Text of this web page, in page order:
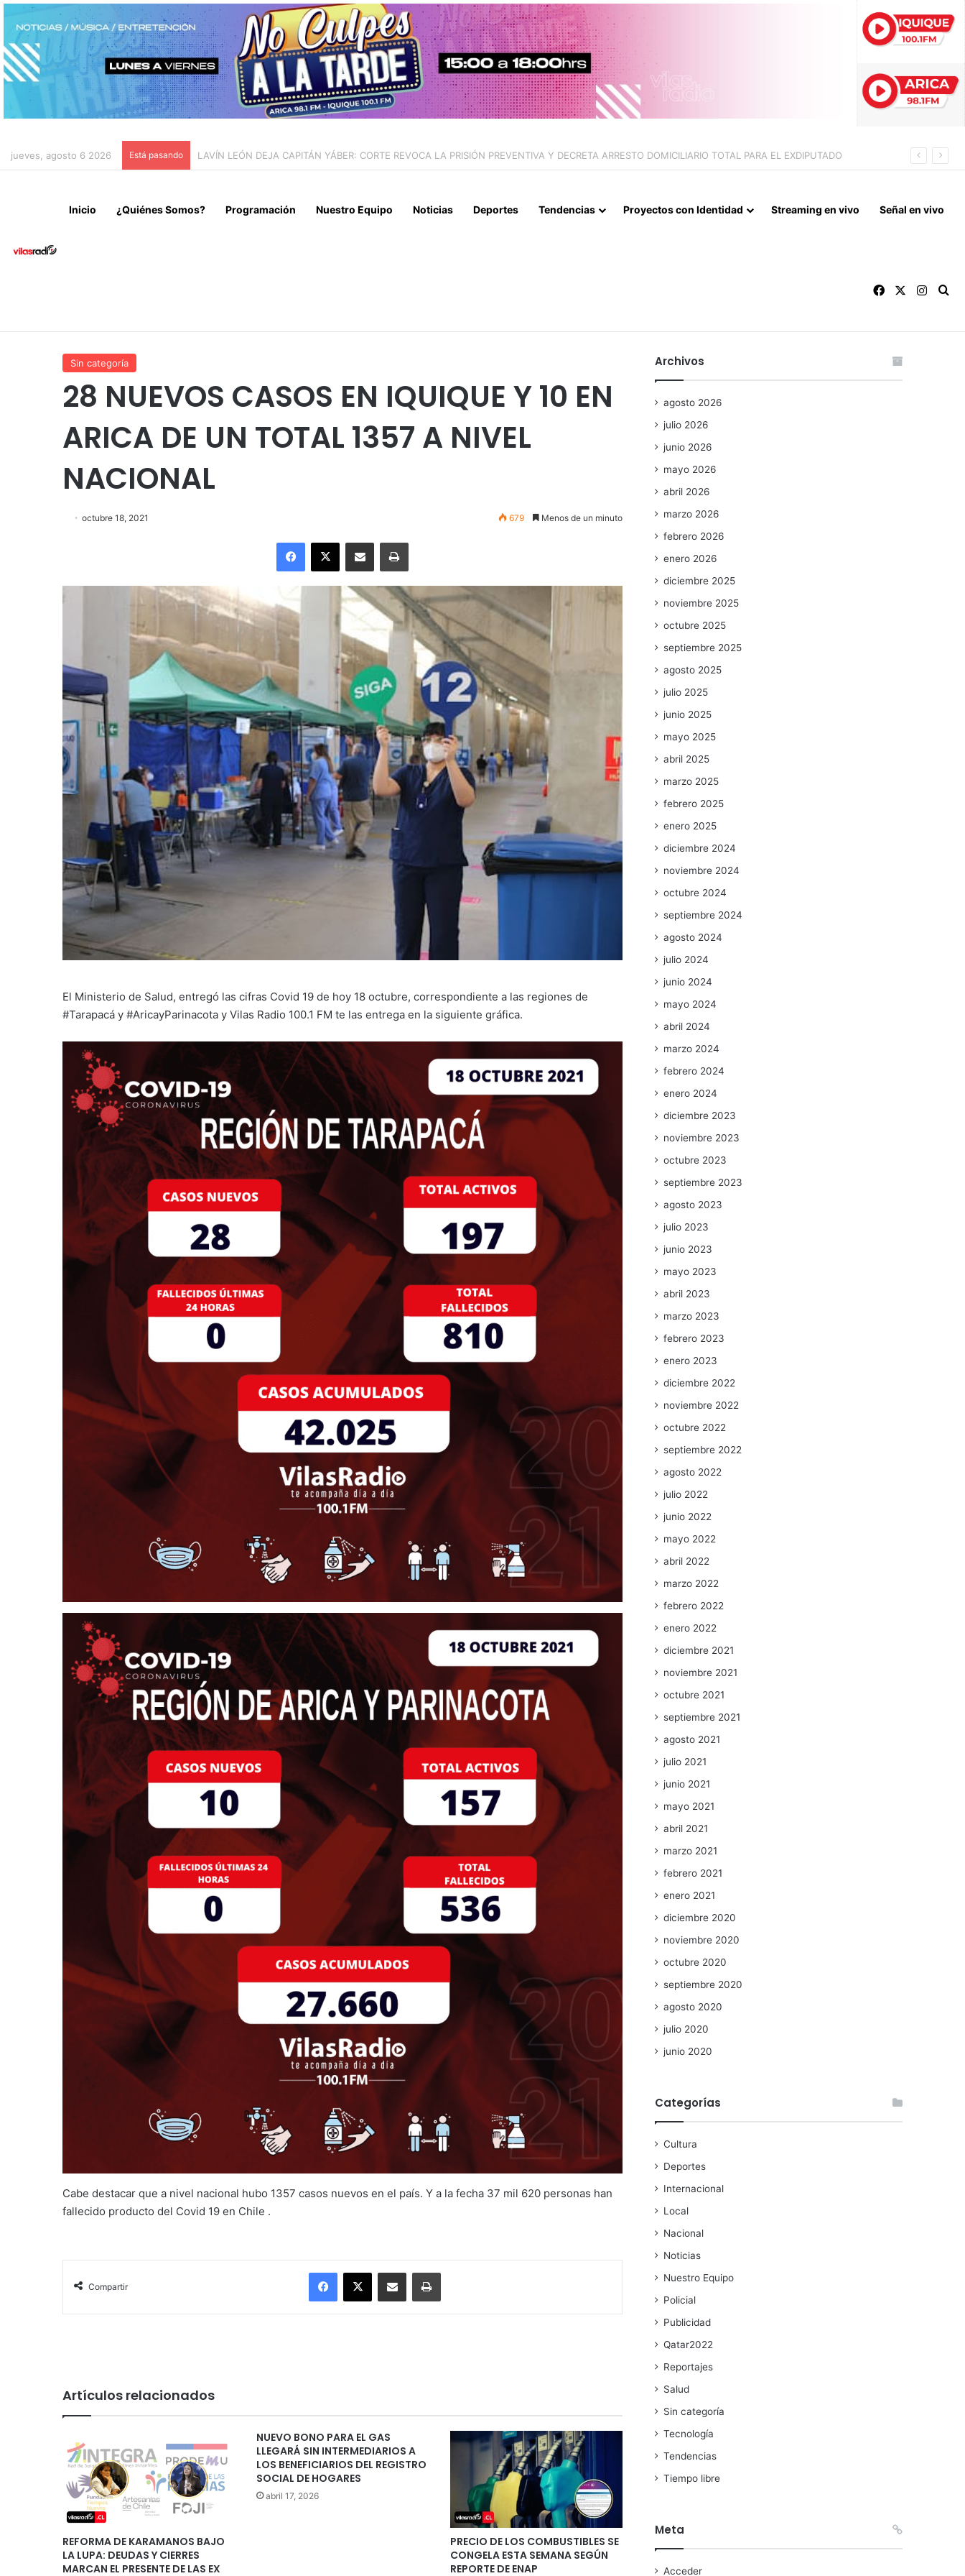
jueves, agosto 6 2026 Está pasando TARAPACÁ REGISTRA UN AUMENTO DEL 3,1% EN SU ÍNDICE DE PRODUCCIÓN MINERA
Inicio ¿Quiénes Somos? Programación Nuestro Equipo Noticias Deportes Tendencias Proyectos con Identidad Streaming en vivo Señal en vivo
Facebook
Sin categoría
28 NUEVOS CASOS EN IQUIQUE Y 10 EN
ARICA DE UN TOTAL 1357 A NIVEL
NACIONAL
octubre 18, 2021 679 Menos de un minuto
Facebook
X Enviar vía email Imprimir
El Ministerio de Salud, entregó las cifras Covid 19 de hoy 18 octubre, correspondiente a las regiones de
#Tarapacá y #AricayParinacota y Vilas Radio 100.1 FM te las entrega en la siguiente gráfica.
Cabe destacar que a nivel nacional hubo 1357 casos nuevos en el país. Y a la fecha 37 mil 620 personas han
fallecido producto del Covid 19 en Chile .
Compartir
Facebook
X Enviar vía email Imprimir
Artículos relacionados
REFORMA DE KARAMANOS BAJO
LA LUPA: DEUDAS Y CIERRES
MARCAN EL PRESENTE DE LAS EX
NUEVO BONO PARA EL GAS
LLEGARÁ SIN INTERMEDIARIOS A
LOS BENEFICIARIOS DEL REGISTRO
SOCIAL DE HOGARES
abril 17, 2026
PRECIO DE LOS COMBUSTIBLES SE
CONGELA ESTA SEMANA SEGÚN
REPORTE DE ENAP
Archivos
agosto 2026
julio 2026
junio 2026
mayo 2026
abril 2026
marzo 2026
febrero 2026
enero 2026
diciembre 2025
noviembre 2025
octubre 2025
septiembre 2025
agosto 2025
julio 2025
junio 2025
mayo 2025
abril 2025
marzo 2025
febrero 2025
enero 2025
diciembre 2024
noviembre 2024
octubre 2024
septiembre 2024
agosto 2024
julio 2024
junio 2024
mayo 2024
abril 2024
marzo 2024
febrero 2024
enero 2024
diciembre 2023
noviembre 2023
octubre 2023
septiembre 2023
agosto 2023
julio 2023
junio 2023
mayo 2023
abril 2023
marzo 2023
febrero 2023
enero 2023
diciembre 2022
noviembre 2022
octubre 2022
septiembre 2022
agosto 2022
julio 2022
junio 2022
mayo 2022
abril 2022
marzo 2022
febrero 2022
enero 2022
diciembre 2021
noviembre 2021
octubre 2021
septiembre 2021
agosto 2021
julio 2021
junio 2021
mayo 2021
abril 2021
marzo 2021
febrero 2021
enero 2021
diciembre 2020
noviembre 2020
octubre 2020
septiembre 2020
agosto 2020
julio 2020
junio 2020
Categorías
Cultura
Deportes
Internacional
Local
Nacional
Noticias
Nuestro Equipo
Policial
Publicidad
Qatar2022
Reportajes
Salud
Sin categoría
Tecnología
Tendencias
Tiempo libre
Meta
Acceder